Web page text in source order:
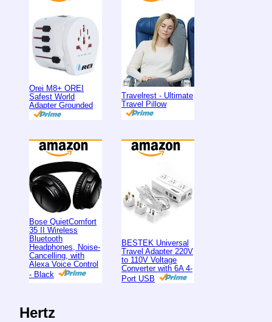
Orei M8+ OREI
Safest World
Adapter Grounded
Travelrest - Ultimate
Travel Pillow
Bose QuietComfort
35 II Wireless
Bluetooth
Headphones, Noise-
Cancelling, with
Alexa Voice Control
- Black
BESTEK Universal
Travel Adapter 220V
to 110V Voltage
Converter with 6A 4-
Port USB
Hertz